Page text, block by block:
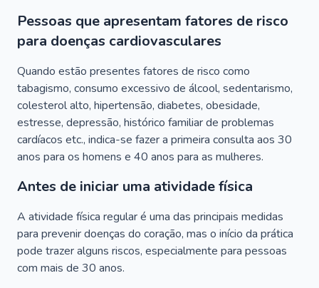
Pessoas que apresentam fatores de risco
para doenças cardiovasculares
Quando estão presentes fatores de risco como
tabagismo, consumo excessivo de álcool, sedentarismo,
colesterol alto, hipertensão, diabetes, obesidade,
estresse, depressão, histórico familiar de problemas
cardíacos etc., indica-se fazer a primeira consulta aos 30
anos para os homens e 40 anos para as mulheres.
Antes de iniciar uma atividade física
A atividade física regular é uma das principais medidas
para prevenir doenças do coração, mas o início da prática
pode trazer alguns riscos, especialmente para pessoas
com mais de 30 anos.